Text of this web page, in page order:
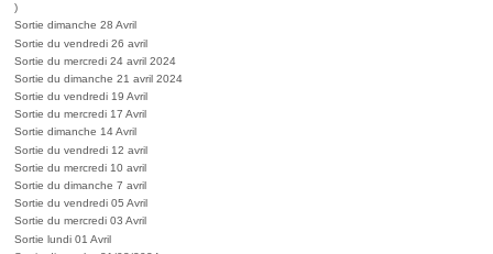
)
Sortie dimanche 28 Avril
Sortie du vendredi 26 avril
Sortie du mercredi 24 avril 2024
Sortie du dimanche 21 avril 2024
Sortie du vendredi 19 Avril
Sortie du mercredi 17 Avril
Sortie dimanche 14 Avril
Sortie du vendredi 12 avril
Sortie du mercredi 10 avril
Sortie du dimanche 7 avril
Sortie du vendredi 05 Avril
Sortie du mercredi 03 Avril
Sortie lundi 01 Avril